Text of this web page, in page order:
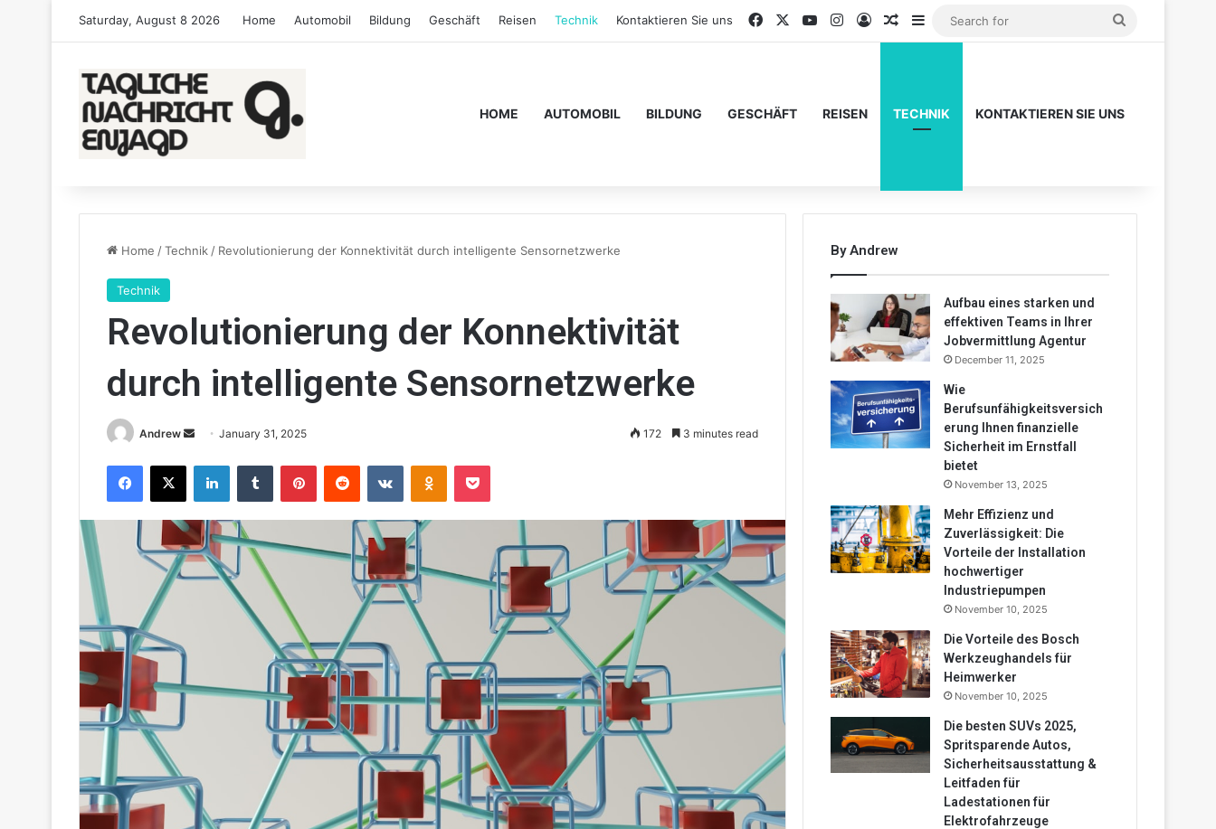
Saturday, August 8 2026 Home Automobil Bildung Geschäft Reisen Technik Kontaktieren Sie uns FacebookYouTubeInstagram
Log InRandom Article
Sidebar
HOME AUTOMOBIL BILDUNG GESCHÄFT REISEN TECHNIK KONTAKTIEREN SIE UNS
Home /Technik / Revolutionierung der Konnektivität durch intelligente Sensornetzwerke
Technik
Revolutionierung der Konnektivität
durch intelligente Sensornetzwerke
Andrew
Send
email
January 31, 2025 172 3 minutes read
Facebook
X LinkedInTumblr PinterestReddit VKontakteOdnoklassniki
Pocket
By Andrew
Aufbau eines starken und
effektiven Teams in Ihrer
Jobvermittlung Agentur
December 11, 2025
Wie
Berufsunfähigkeitsversich
erung Ihnen finanzielle
Sicherheit im Ernstfall
bietet
November 13, 2025
Mehr Effizienz und
Zuverlässigkeit: Die
Vorteile der Installation
hochwertiger
Industriepumpen
November 10, 2025
Die Vorteile des Bosch
Werkzeughandels für
Heimwerker
November 10, 2025
Die besten SUVs 2025,
Spritsparende Autos,
Sicherheitsausstattung &
Leitfaden für
Ladestationen für
Elektrofahrzeuge